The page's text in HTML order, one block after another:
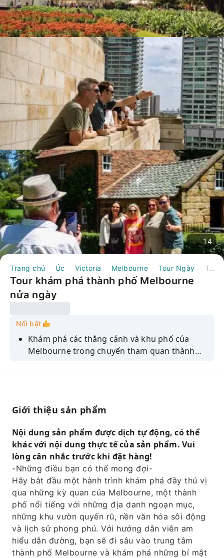
14
Trang chủ Úc Victoria Melbourne Tour Ngày Tour khám phá thành phố Melbourne nửa ngày
Tour khám phá thành phố Melbourne
nửa ngày
Nổi bật
Khám phá các thắng cảnh và khu phố của
Melbourne trong chuyến tham quan thành
Giới thiệu sản phẩm
Nội dung sản phẩm được dịch tự động, có thể
khác với nội dung thực tế của sản phẩm. Vui
lòng cân nhắc trước khi đặt hàng!
-Những điều bạn có thể mong đợi-
Hãy bắt đầu một hành trình khám phá đầy thú vị
qua những kỳ quan của Melbourne, một thành
phố nổi tiếng với những địa danh ngoạn mục,
những khu vườn quyến rũ, nền văn hóa sôi động
và lịch sử phong phú. Với hướng dẫn viên am
hiểu dẫn đường, bạn sẽ đi sâu vào trung tâm
thành phố Melbourne và khám phá những bí mật